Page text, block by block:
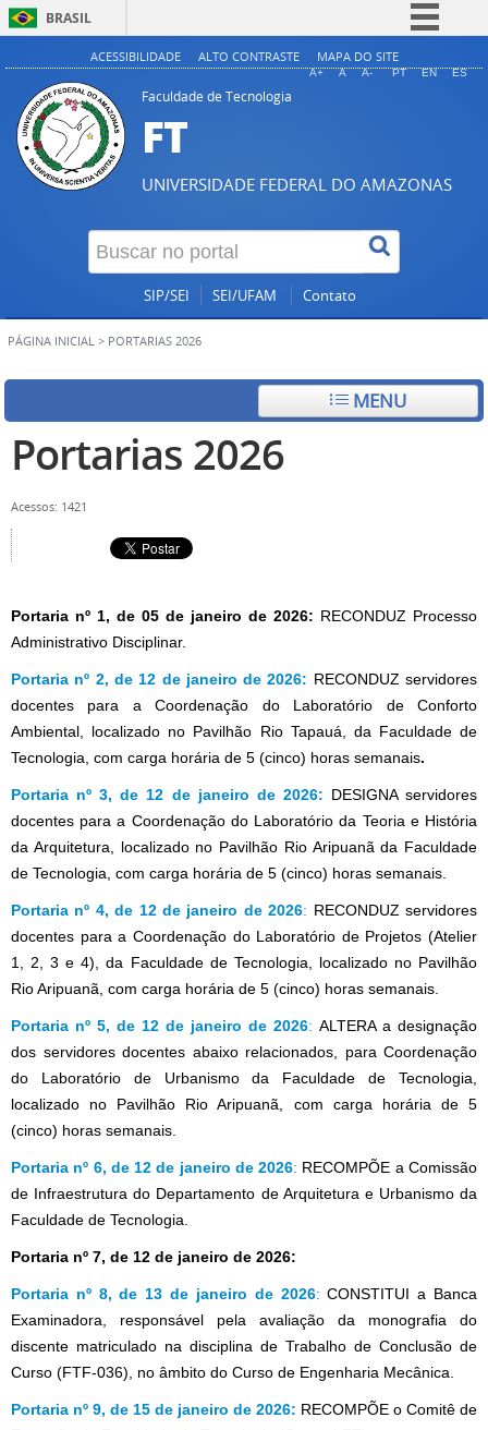
BRASIL
Simplifique!
Legislação
Canais
ACESSIBILIDADE ALTO CONTRASTE MAPA DO SITE
A+ A A- PT EN ES
Faculdade de Tecnologia
FT
UNIVERSIDADE FEDERAL DO AMAZONAS
SIP/SEI SEI/UFAM Contato
PÁGINA INICIAL > PORTARIAS 2026
MENU
Portarias 2026
Acessos: 1421
Portaria nº 1, de 05 de janeiro de 2026: RECONDUZ Processo
Administrativo Disciplinar.
Portaria nº 2, de 12 de janeiro de 2026: RECONDUZ servidores
docentes para a Coordenação do Laboratório de Conforto
Ambiental, localizado no Pavilhão Rio Tapauá, da Faculdade de
Tecnologia, com carga horária de 5 (cinco) horas semanais.
Portaria nº 3, de 12 de janeiro de 2026: DESIGNAservidores
docentes para a Coordenação do Laboratório da Teoria e História
da Arquitetura , localizado no Pavilhão Rio Aripuanã da Faculdade
de Tecnologia, com carga horária de 5 (cinco) horas semanais.
Portaria nº 4, de 12 de janeiro de 2026: RECONDUZ servidores
docentes para a Coordenação do Laboratório de Projetos (Atelier
1, 2, 3 e 4),
da Faculdade de Tecnologia, localizado no Pavilhão
Rio Aripuanã, com carga horária de 5 (cinco) horas semanais.
Portaria nº 5, de 12 de janeiro de 2026: ALTERA a designação
dos servidores docentes abaixo relacionados, para Coordenação
do Laboratório de Urbanismo da Faculdade de Tecnologia,
localizado no Pavilhão Rio Aripuanã, com carga horária de 5
(cinco) horas semanais.
Portaria nº 6, de 12 de janeiro de 2026: RECOMPÕE a Comissão
de Infraestrutura do Departamento de Arquitetura e Urbanismo da
Faculdade de Tecnologia.
Portaria nº 7, de 12 de janeiro de 2026:
Portaria nº 8, de 13 de janeiro de 2026: CONSTITUI a Banca
Examinadora, responsável pela avaliação da monografia do
discente matriculado na disciplina de Trabalho de Conclusão de
Curso (FTF-036), no âmbito do Curso de Engenharia Mecânica.
Portaria nº 9, de 15 de janeiro de 2026: RECOMPÕE o Comitê de